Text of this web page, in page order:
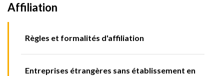
Affiliation
Règles et formalités d'affiliation
Entreprises étrangères sans établissement en